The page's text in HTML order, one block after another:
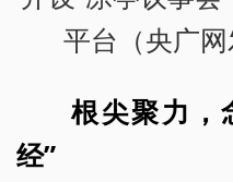
平台（央广网
根尖聚力，
经”